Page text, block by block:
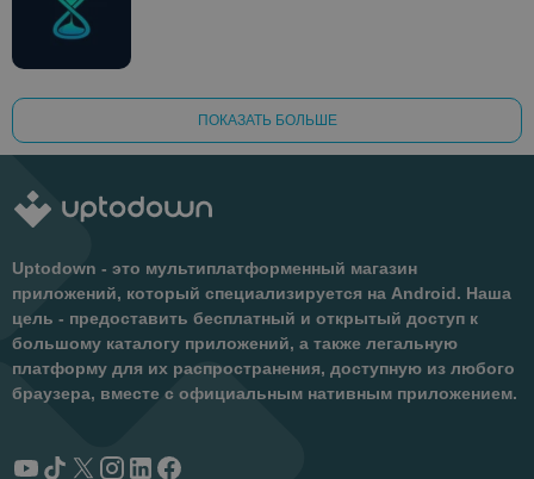
ПОКАЗАТЬ БОЛЬШЕ
Uptodown - это мультиплатформенный магазин
приложений, который специализируется на Android. Наша
цель - предоставить бесплатный и открытый доступ к
большому каталогу приложений, а также легальную
платформу для их распространения, доступную из любого
браузера, вместе с официальным нативным приложением.